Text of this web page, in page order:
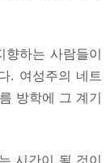
하는 사람들이
. 여성주의 네트
방학에 그 계기